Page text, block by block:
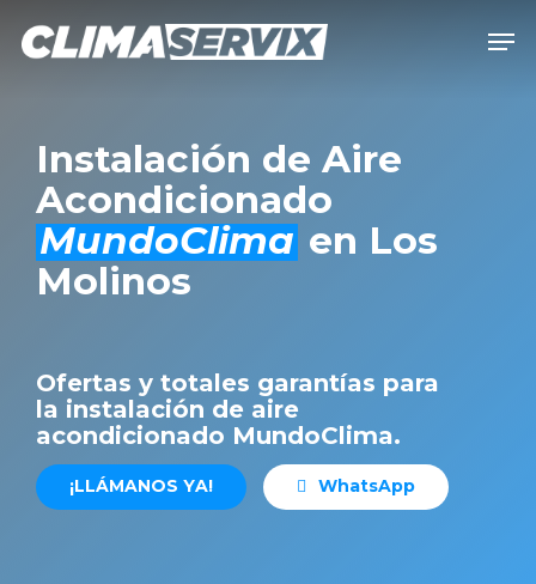
Instalación de Aire
Acondicionado
MundoClima en Los
Molinos
Ofertas y totales garantías para
la instalación de aire
acondicionado MundoClima.
¡LLÁMANOS YA! WhatsApp